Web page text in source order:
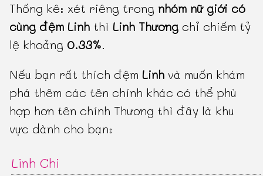
Thống kê: xét riêng trong nhóm nữ giới có
cùng đệm Linh thìLinh Thương chỉ chiếm tỷ
lệ khoảng0.33%.
Nếu bạn rất thích đệmLinh và muốn khám
phá thêm các tên chính khác có thể phù
hợp hơn tên chính Thương thì đây là khu
vực dành cho bạn:
Linh Chi